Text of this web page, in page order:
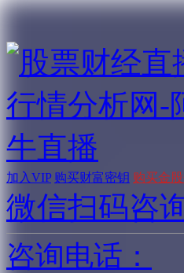
加入VIP 购买财富密钥 购买金
微信扫码咨
咨询电话：